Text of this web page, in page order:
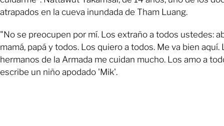
atrapados en la cueva inundada de Tham Luang.
"No se preocupen por mí. Los extraño a todos ustedes:
mamá, papá y todos. Los quiero a todos. Me va bien aquí.
hermanos de la Armada me cuidan mucho. Los amo a
escribe un niño apodado 'Mik'.